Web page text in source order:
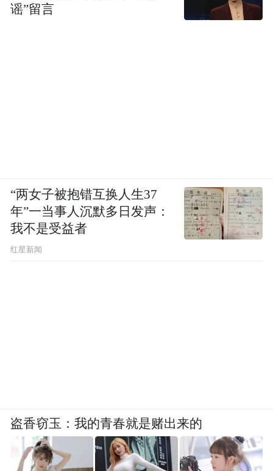
涓涓热血传递大爱，青春志愿彰显担当。本
谣”留言
“两女子被抱错互换人生37
年”一当事人沉默多日发声：
我不是受益者
红星新闻
盗香窃玉：我的青春就是赌出来的